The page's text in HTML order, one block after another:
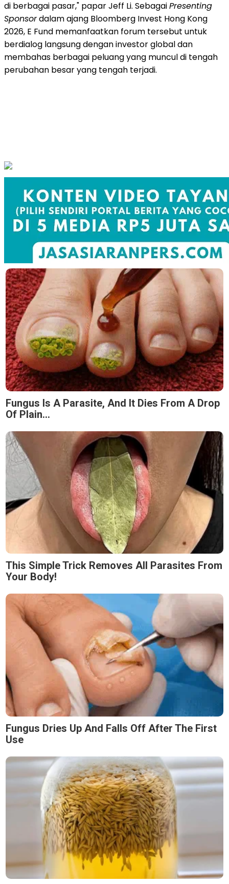
di berbagai pasar," papar Jeff Li. SebagaiPresenting
Sponsordalam ajang Bloomberg Invest Hong Kong
2026, E Fund memanfaatkan forum tersebut untuk
berdialog langsung dengan investor global dan
membahas berbagai peluang yang muncul di tengah
perubahan besar yang tengah terjadi.
Fungus Is A Parasite, And It Dies From A Drop
Of Plain...
This Simple Trick Removes All Parasites From
Your Body!
Fungus Dries Up And Falls Off After The First
Use